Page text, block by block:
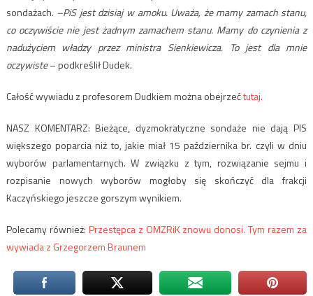
sondażach. –PiS jest dzisiaj w amoku. Uważa, że mamy zamach stanu,
co oczywiście nie jest żadnym zamachem stanu. Mamy do czynienia z
nadużyciem władzy przez ministra Sienkiewicza. To jest dla mnie
oczywiste– podkreślił Dudek.
Całość wywiadu z profesorem Dudkiem można obejrzećtutaj.
NASZ KOMENTARZ: Bieżące, dyzmokratyczne sondaże nie dają PIS
większego poparcia niż to, jakie miał 15 października br. czyli w dniu
wyborów parlamentarnych. W związku z tym, rozwiązanie sejmu i
rozpisanie nowych wyborów mogłoby się skończyć dla frakcji
Kaczyńskiego jeszcze gorszym wynikiem.
Polecamy również: Przestępca z OMZRiK znowu donosi. Tym razem za
wywiada z Grzegorzem Braunem